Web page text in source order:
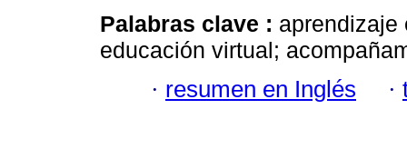
Palabras clave : aprendizaje
educación virtual;
· resumen en Inglés ·